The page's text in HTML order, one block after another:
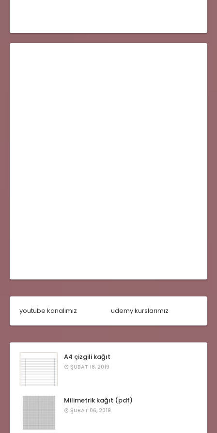
youtube kanalımız udemy kurslarımız
A4 çizgili kağıt
ŞUBAT 18, 2019
Milimetrik kağıt (pdf)
ŞUBAT 06, 2019